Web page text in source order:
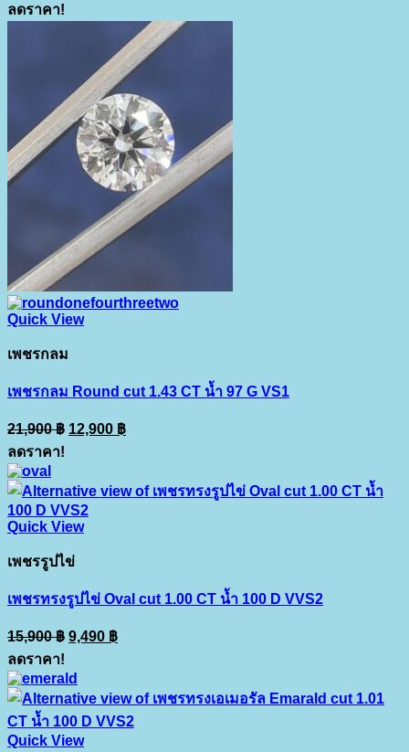
ลดราคา!
Quick View
เพชรกลม
เพชรกลม Round cut 1.43 CT น้ำ 97 G VS1
21,900฿ Original
price
12,900 ฿Current
price
ลดราคา!
Quick View
เพชรรูปไข่
เพชรทรงรูปไข่ Oval cut 1.00 CT น้ำ 100 D VVS2
15,900฿ Original
price
15,900 ฿.
9,490 ฿Current
price
ลดราคา!
Quick View